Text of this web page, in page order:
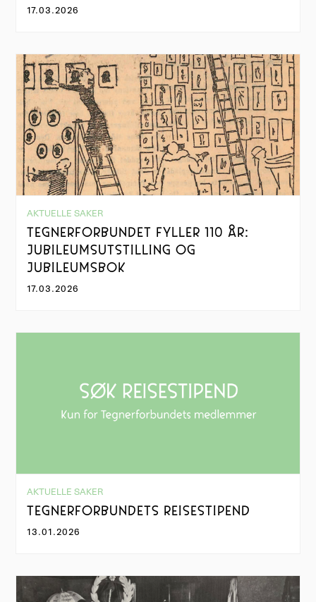
17.03.2026
AKTUELLE SAKER
TEGNERFORBUNDET FYLLER 110 ÅR:
JUBILEUMSUTSTILLING OG
JUBILEUMSBOK
17.03.2026
AKTUELLE SAKER
TEGNERFORBUNDETS REISESTIPEND
13.01.2026